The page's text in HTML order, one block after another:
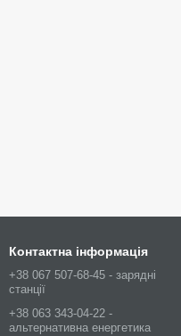
Контактна інформація
+38 067 507-68-45 - зарядні
станції
+38 063 343-04-22 -
альтернативна енергетика